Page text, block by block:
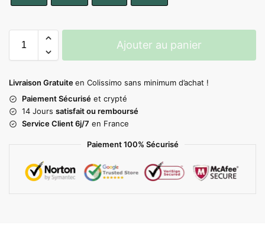
Ajouter au panier
Livraison Gratuiteen Colissimo sans minimum d’achat !
Paiement Sécurisé et crypté
14 Jours satisfait ou remboursé
Service Client 6j/7 en France
Paiement 100% Sécurisé